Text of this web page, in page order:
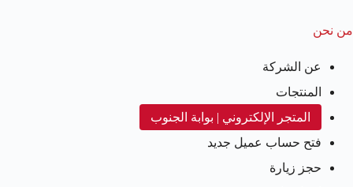
من نحن
عن الشركة
المنتجات
المتجر الإلكتروني | بوابة الجنوب
فتح حساب عميل جديد
حجز زيارة